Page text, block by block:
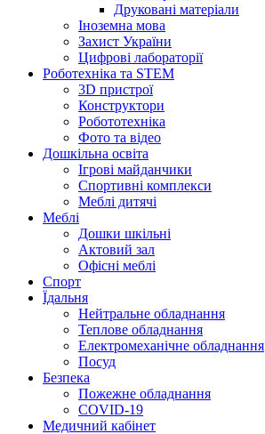
Друковані матеріали
Іноземна мова
Захист України
Цифрові лабораторії
Роботехніка та STEM
3D пристрої
Конструктори
Робототехніка
Фото та відео
Дошкільна освіта
Ігрові майданчики
Спортивні комплекси
Меблі дитячі
Меблі
Дошки шкільні
Актовий зал
Офісні меблі
Спорт
Їдальня
Нейтральне обладнання
Теплове обладнання
Електромеханічне обладнання
Посуд
Безпека
Пожежне обладнання
COVID-19
Медичний кабінет